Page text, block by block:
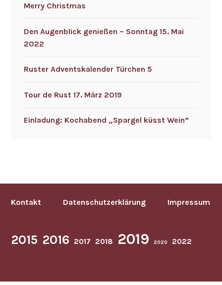
Merry Christmas
Den Augenblick genießen – Sonntag 15. Mai
2022
Ruster Adventskalender Türchen 5
Tour de Rust 17. März 2019
Einladung: Kochabend „Spargel küsst Wein“
Kontakt Datenschutzerklärung Impressum
2015 2016 2017 2018 2019 2020 2022